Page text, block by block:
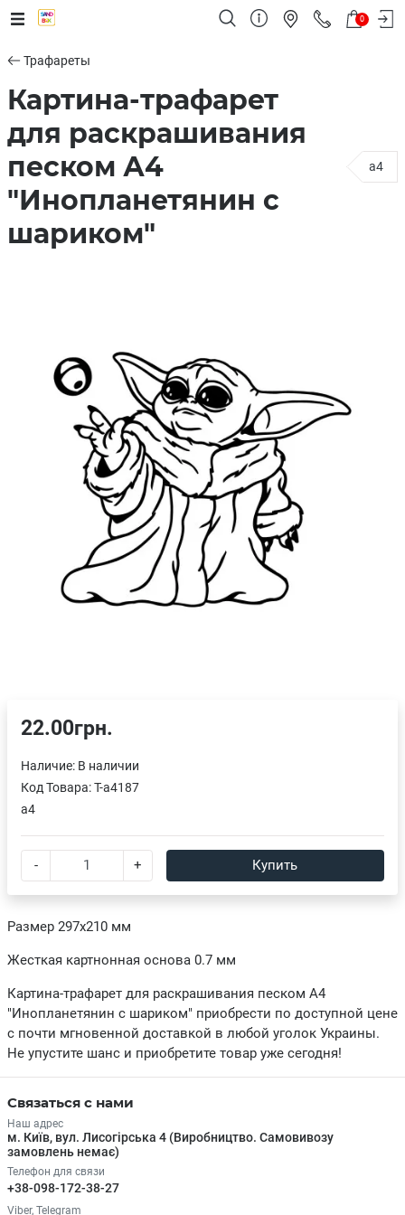
0
Трафареты
Картина-трафарет
для раскрашивания
песком А4
"Инопланетянин с
шариком"
a4
Размер 297х210 мм
Жесткая картнонная основа 0.7 мм
Картина-трафарет для раскрашивания песком А4
"Инопланетянин с шариком" приобрести по доступной цене
с почти мгновенной доставкой в любой уголок Украины.
Не упустите шанс и приобретите товар уже сегодня!
22.00грн.
Наличие: В наличии
Код Товара:T-a4187
a4
- + Купить
Связаться с нами
Наш адрес
м. Київ, вул. Лисогірська 4 (Виробництво. Самовивозу
замовлень немає)
Телефон для связи
+38-098-172-38-27
Viber, Telegram